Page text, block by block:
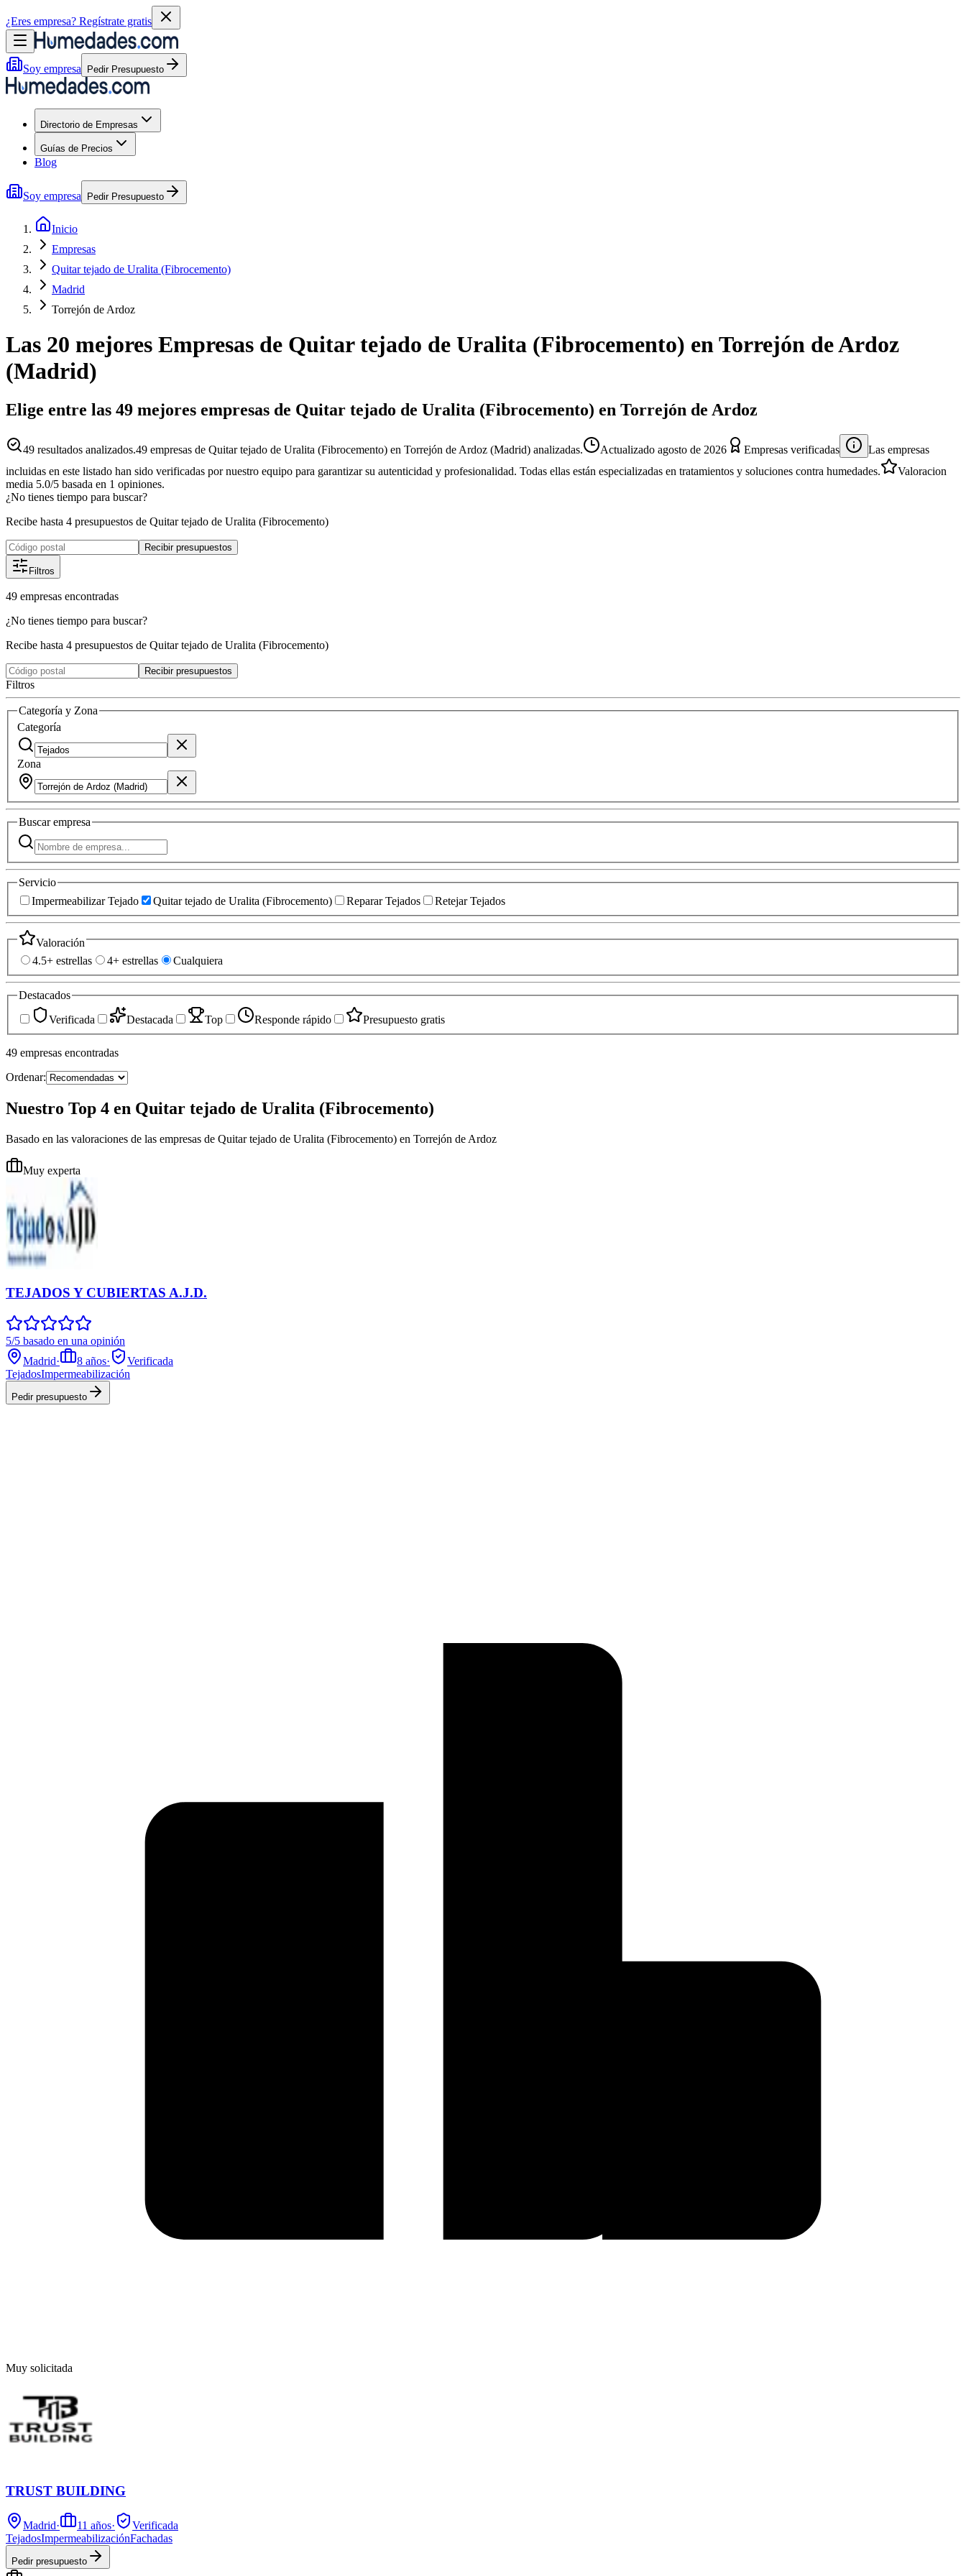
¿Eres empresa? Regístrate gratis
Soy empresa Pedir Presupuesto
Directorio de Empresas
Guías de Precios
Blog
Soy empresa Pedir Presupuesto
Inicio
Empresas
Quitar tejado de Uralita (Fibrocemento)
Madrid
Torrejón de Ardoz
Las 20 mejores Empresas de Quitar tejado de Uralita (Fibrocemento) enTorrejón de Ardoz
(Madrid)
Elige entre las 49 mejores empresas de Quitar tejado de Uralita (Fibrocemento) en Torrejón de Ardoz
49 resultados analizados.49 empresas de Quitar tejado de Uralita (Fibrocemento) en Torrejón de Ardoz (Madrid) analizadas. Actualizado agosto de 2026 Empresas verificadas
Las empresas
incluidas en este listado han sido verificadas por nuestro equipo para garantizar su autenticidad y profesionalidad. Todas ellas están especializadas en tratamientos y soluciones contra humedades.
Valoracion
media 5.0/5 basada en 1 opiniones.
¿No tienes tiempo para buscar?
Recibe hasta 4 presupuestos de Quitar tejado de Uralita (Fibrocemento)
Recibir presupuestos
Filtros
49 empresas encontradas
¿No tienes tiempo para buscar?
Recibe hasta 4 presupuestos de Quitar tejado de Uralita (Fibrocemento)
Recibir presupuestos
Filtros
Categoría y Zona
Categoría
Zona
Buscarempresa
Servicio
Impermeabilizar Tejado
Quitar tejado de Uralita (Fibrocemento) Reparar Tejados Retejar Tejados
Valoración
4.5+ estrellas
4+ estrellas Cualquiera
Destacados
Verificada
Destacada Top Responde rápido Presupuesto gratis
49 empresas encontradas
Ordenar:
Nuestro Top 4 en Quitar tejado de Uralita (Fibrocemento)
Basado en las valoraciones de las empresas de Quitar tejado de Uralita (Fibrocemento) en Torrejón de Ardoz
Muy experta
TEJADOS Y CUBIERTAS A.J.D.
5/5 basado en una opinión
Madrid· 8 años·
Verificada
TejadosImpermeabilización
Pedir presupuesto
Muy solicitada
TRUST BUILDING
Madrid· 11 años·
Verificada
TejadosImpermeabilizaciónFachadas
Pedir presupuesto